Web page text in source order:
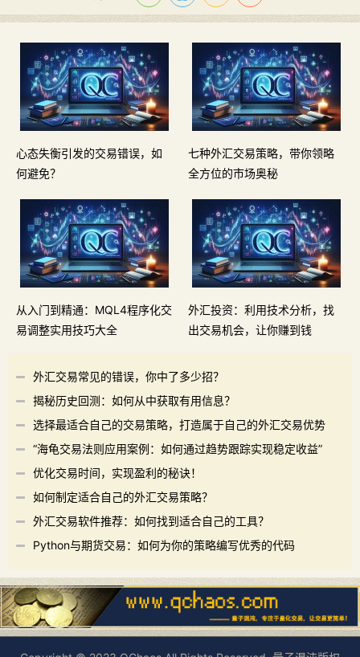
心态失衡引发的交易错误，如
何避免？
七种外汇交易策略，带你领略
全方位的市场奥秘
从入门到精通：MQL4程序化交
易调整实用技巧大全
外汇投资：利用技术分析，找
出交易机会，让你赚到钱
外汇交易常见的错误，你中了多少招？
揭秘历史回测：如何从中获取有用信息？
选择最适合自己的交易策略，打造属于自己的外汇交易优势
“海龟交易法则应用案例：如何通过趋势跟踪实现稳定收益”
优化交易时间，实现盈利的秘诀！
如何制定适合自己的外汇交易策略？
外汇交易软件推荐：如何找到适合自己的工具？
Python与期货交易：如何为你的策略编写优秀的代码